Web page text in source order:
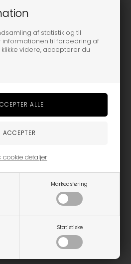
af statistik og til
informationen til forbedring af
videre, accepterer du
Markedsføring
Statistiske
cookie detaljer
i økologisk bomuldsjersey med
leggings har et vandbaseret
stoffer.